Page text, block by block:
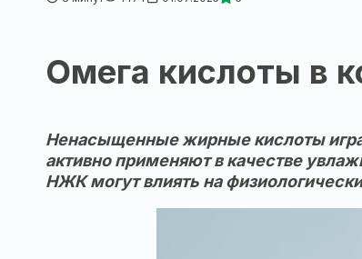
Омега кислоты в
Ненасыщенные жирные кислоты
активно применяют в качестве
НЖК могут влиять на